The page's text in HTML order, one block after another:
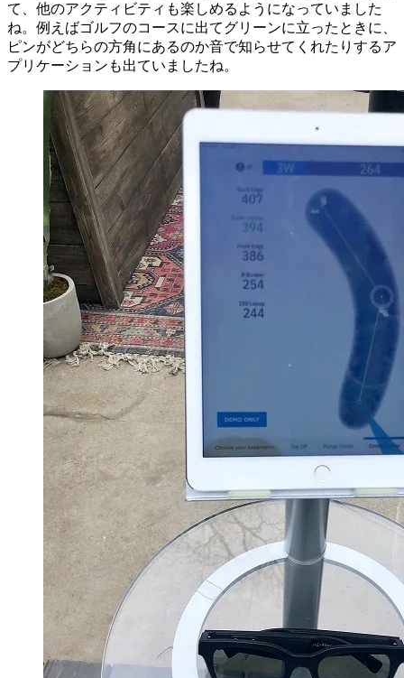
て、他のアクティビティも楽しめるようになっていました
ね。例えばゴルフのコースに出てグリーンに立ったときに、
ピンがどちらの方角にあるのか音で知らせてくれたりするア
プリケーションも出ていましたね。